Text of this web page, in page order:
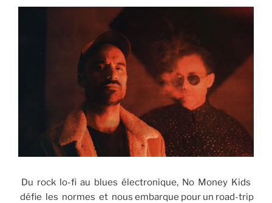
Du rock lo-fi au blues électronique, No Money Kids
défie les normes et nous embarque pour un road-trip